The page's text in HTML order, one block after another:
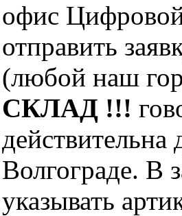
офис
отправить
(любой наш
СКЛАД !!!
Волгограде. В
указывать